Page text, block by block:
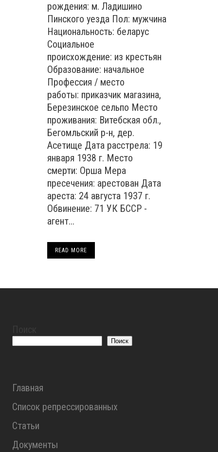
рождения: м. Ладишино
Пинского уезда Пол: мужчина
Национальность: беларус
Социальное
происхождение: из крестьян
Образование: начальное
Профессия / место
работы: приказчик магазина,
Березинское сельпо Место
проживания: Витебская обл.,
Бегомльский р-н, дер.
Асетище Дата расстрела: 19
января 1938 г. Место
смерти: Орша Мера
пресечения: арестован Дата
ареста: 24 августа 1937 г.
Обвинение: 71 УК БССР -
агент...
READ MORE
Поиск
Главная
Список репрессированных
Статьи
Документы